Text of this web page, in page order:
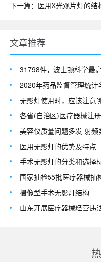
下一篇：医用X光观片灯的结
文章推荐
31798件，波士顿科学最
2020年药品监督管理统计
无影灯使用时，应该注意
各省(自治区)医疗器械注
美容仪质量问题多发 射频
医用无影灯的优势及特点
手术无影灯的分类和选择
国家抽检55批医疗器械抽
摄像型手术无影灯结构
山东开展医疗器械经营违